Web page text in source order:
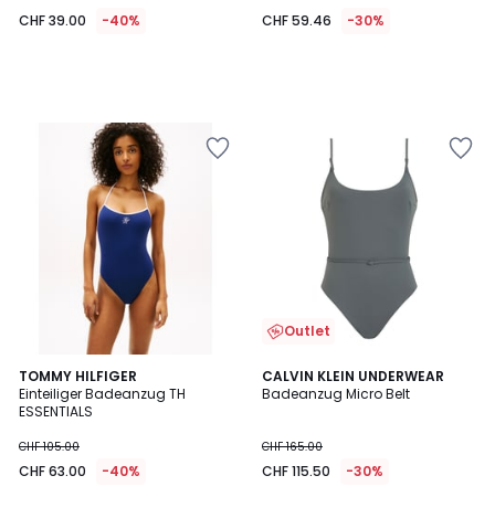
CHF 39.00 -40% CHF 59.46 -30%
TOMMY HILFIGER
Einteiliger Badeanzug TH
ESSENTIALS
CHF 105.00
CHF 63.00 -40%
Outlet
CALVIN KLEIN UNDERWEAR
Badeanzug Micro Belt
CHF 165.00
CHF 115.50 -30%